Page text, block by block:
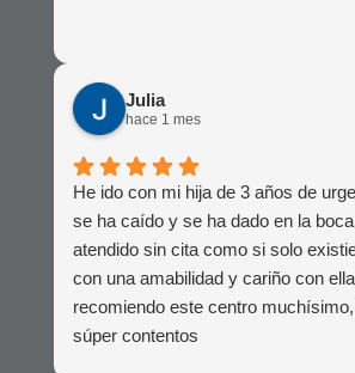
Julia
hace 1 mes
He ido con mi hija de 3 años de
se ha caído y se ha dado en la
atendido sin cita como si solo
con una amabilidad y cariño con
recomiendo este centro
súper contentos